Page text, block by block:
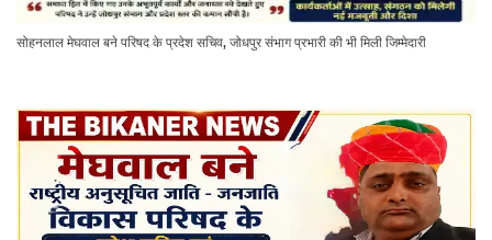
सोहनलाल मेघवाल बने परिषद के प्रदेश सचिव, जोधपुर संभाग प्रभारी की भी मिली जिम्मेदारी